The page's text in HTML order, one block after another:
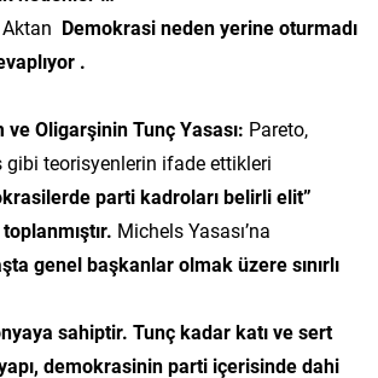
Demokrasi neden yerine oturmadı
.
ve Oligarşinin Tunç Yasası: Pareto,
gibi teorisyenlerin ifade ettikleri
parti kadroları belirli elit”
Michels Yasası’na
genel başkanlar olmak üzere sınırlı
sahiptir. Tunç kadar katı ve sert
demokrasinin parti içerisinde dahi